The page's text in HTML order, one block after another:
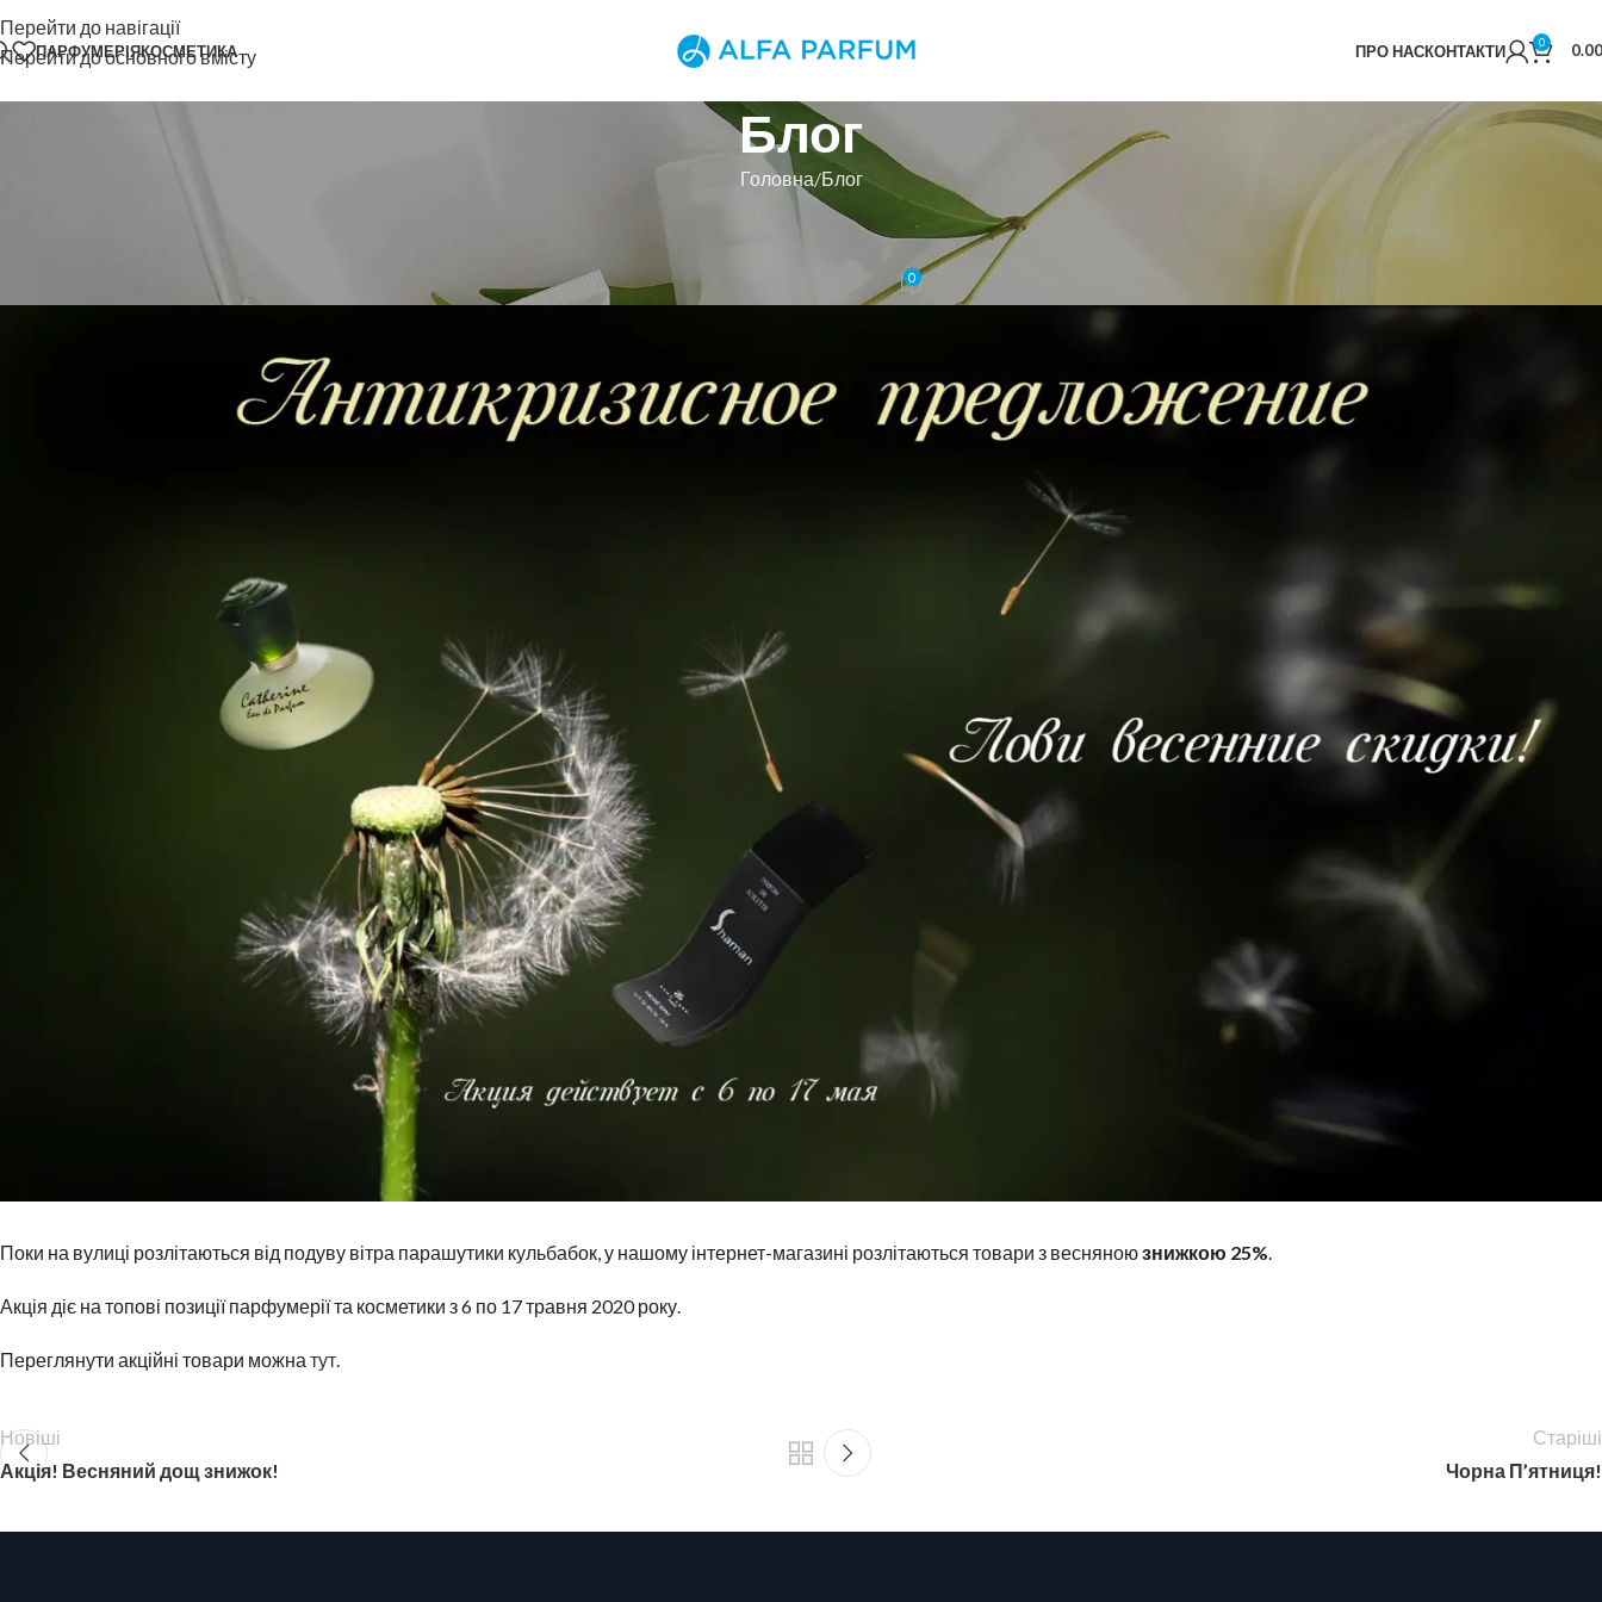
Перейти до навігації
Перейти до основного вмісту
ПАРФУМЕРІЯКОСМЕТИКА ПРО НАСКОНТАКТИ 0 0.00
Блог
Головна Блог
БЛОГ
Весняна акція!
Увімкнено 7 Травня, 2020 0
Поки на вулиці розлітаються від подуву вітра парашутики кульбабок, у нашому інтернет-магазині розлітаються товари з весняноюзнижкою 25%.
Акція діє на топові позиції парфумерії та косметики з 6 по 17 травня 2020 року.
Переглянути акційні товари можна тут.
Новіші
Акція! Весняний дощ знижок!
Старіші
Чорна П’ятниця!